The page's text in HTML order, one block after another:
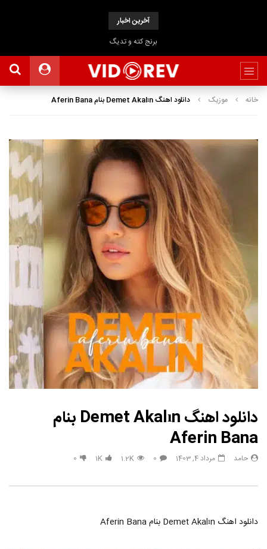
آخرین اخبار
برنج کته و تدیگ
خانه موزیک دانلود اهنگ Demet Akalın بنام Aferin Bana
دانلود اهنگ Demet Akalın بنام
Aferin Bana
حامد مرداد 4, 1403 0
1.2K
1K
0
دانلود اهنگ Demet Akalın بنام Aferin Bana